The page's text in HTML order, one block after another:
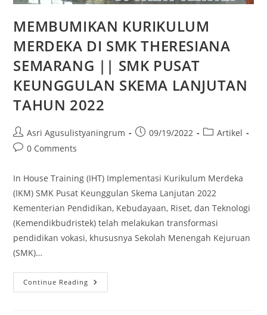
MEMBUMIKAN KURIKULUM
MERDEKA DI SMK THERESIANA
SEMARANG || SMK PUSAT
KEUNGGULAN SKEMA LANJUTAN
TAHUN 2022
Asri Agusulistyaningrum 09/19/2022
Artikel
0 Comments
In House Training (IHT) Implementasi Kurikulum Merdeka
(IKM) SMK Pusat Keunggulan Skema Lanjutan 2022
Kementerian Pendidikan, Kebudayaan, Riset, dan Teknologi
(Kemendikbudristek) telah melakukan transformasi
pendidikan vokasi, khususnya Sekolah Menengah Kejuruan
(SMK)…
Continue Reading